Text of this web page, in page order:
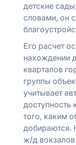
детские
словами, он
Его расчет
нахождении
кварталов
группы
учитывает
доступность
того, каким
добираются.
ж/д